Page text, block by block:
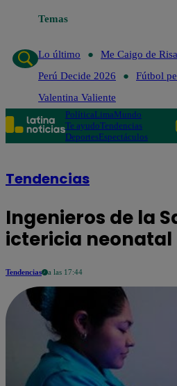
Temas
Lo último
Me Caigo de Risa
Perú Decide 2026
Fútbol
Valentina Valiente
PolíticaLimaMundo
Te ayudoTendencias
DeportesEspectáculos
Tendencias
Ingenieros de la
ictericia neonatal
Tendencias a las 17:44